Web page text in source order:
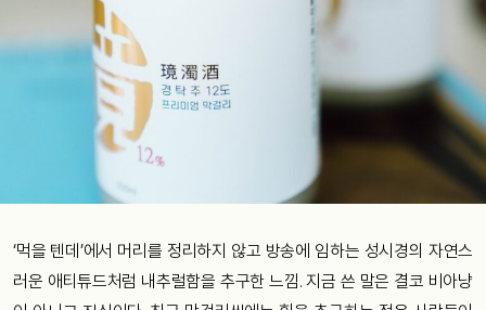
‘먹을 텐데’에서 머리를 정리하지 않고 방송에 임하는 성시경의 자연스
러운 애티튜드처럼 내추럴함을 추구한 느낌. 지금 쓴 말은 결코 비아냥